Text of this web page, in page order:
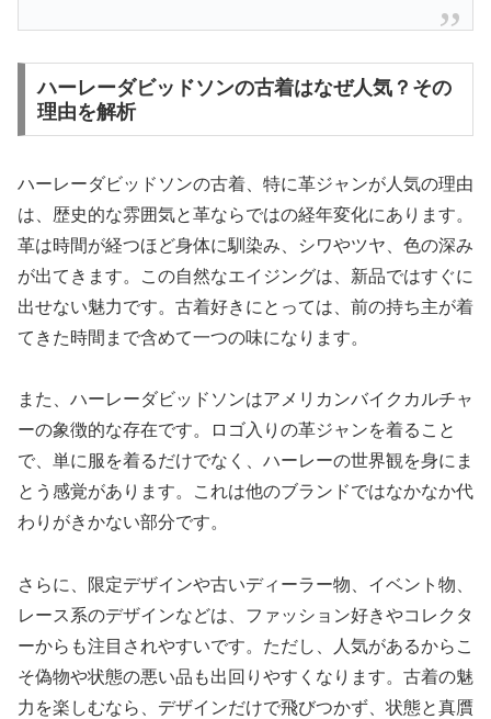
ハーレーダビッドソンの古着はなぜ人気？その
理由を解析
ハーレーダビッドソンの古着、特に革ジャンが人気の理由
は、歴史的な雰囲気と革ならではの経年変化にあります。
革は時間が経つほど身体に馴染み、シワやツヤ、色の深み
が出てきます。この自然なエイジングは、新品ではすぐに
出せない魅力です。古着好きにとっては、前の持ち主が着
てきた時間まで含めて一つの味になります。
また、ハーレーダビッドソンはアメリカンバイクカルチャ
ーの象徴的な存在です。ロゴ入りの革ジャンを着ること
で、単に服を着るだけでなく、ハーレーの世界観を身にま
とう感覚があります。これは他のブランドではなかなか代
わりがきかない部分です。
さらに、限定デザインや古いディーラー物、イベント物、
レース系のデザインなどは、ファッション好きやコレクタ
ーからも注目されやすいです。ただし、人気があるからこ
そ偽物や状態の悪い品も出回りやすくなります。古着の魅
力を楽しむなら、デザインだけで飛びつかず、状態と真贋